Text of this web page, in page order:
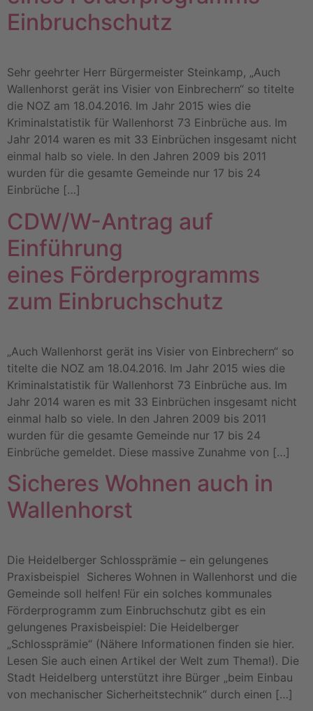
Einbruchschutz
Sehr geehrter Herr Bürgermeister Steinkamp, „Auch
Wallenhorst gerät ins Visier von Einbrechern“ so titelte
die NOZ am 18.04.2016. Im Jahr 2015 wies die
Kriminalstatistik für Wallenhorst 73 Einbrüche aus. Im
Jahr 2014 waren es mit 33 Einbrüchen insgesamt nicht
einmal halb so viele. In den Jahren 2009 bis 2011
wurden für die gesamte Gemeinde nur 17 bis 24
Einbrüche […]
CDW/W-Antrag auf
Einführung
eines Förderprogramms
zum Einbruchschutz
„Auch Wallenhorst gerät ins Visier von Einbrechern“ so
titelte die NOZ am 18.04.2016. Im Jahr 2015 wies die
Kriminalstatistik für Wallenhorst 73 Einbrüche aus. Im
Jahr 2014 waren es mit 33 Einbrüchen insgesamt nicht
einmal halb so viele. In den Jahren 2009 bis 2011
wurden für die gesamte Gemeinde nur 17 bis 24
Einbrüche gemeldet. Diese massive Zunahme von […]
Sicheres Wohnen auch in
Wallenhorst
Die Heidelberger Schlossprämie – ein gelungenes
Praxisbeispiel Sicheres Wohnen in Wallenhorst und die
Gemeinde soll helfen! Für ein solches kommunales
Förderprogramm zum Einbruchschutz gibt es ein
gelungenes Praxisbeispiel: Die Heidelberger
„Schlossprämie“ (Nähere Informationen finden sie hier.
Lesen Sie auch einen Artikel der Welt zum Thema!). Die
Stadt Heidelberg unterstützt ihre Bürger „beim Einbau
von mechanischer Sicherheitstechnik“ durch einen […]